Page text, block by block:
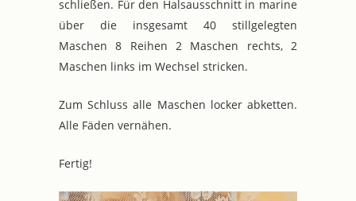
schließen. Für den Halsausschnitt in marine
über die insgesamt 40 stillgelegten
Maschen 8 Reihen 2 Maschen rechts, 2
Maschen links im Wechsel stricken.
Zum Schluss alle Maschen locker abketten.
Alle Fäden vernähen.
Fertig!